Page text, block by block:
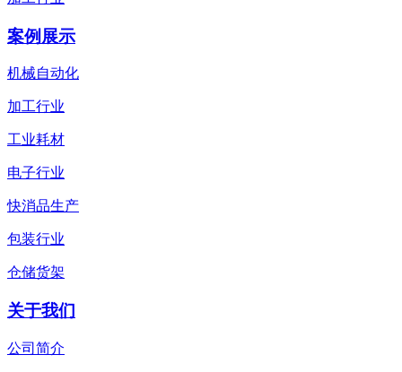
案例展示
机械自动化
加工行业
工业耗材
电子行业
快消品生产
包装行业
仓储货架
关于我们
公司简介